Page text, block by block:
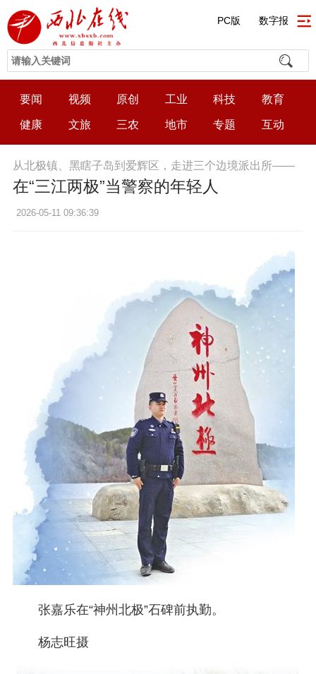
PC版 数字报
要闻 视频 原创 工业 科技 教育
健康 文旅 三农 地市 专题 互动
从北极镇、黑瞎子岛到爱辉区，走进三个边境派出所——
在“三江两极”当警察的年轻人
2026-05-11 09:36:39
张嘉乐在“神州北极”石碑前执勤。
杨志旺摄